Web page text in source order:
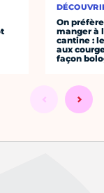
On préfère
manger à
cantine :
aux
façon